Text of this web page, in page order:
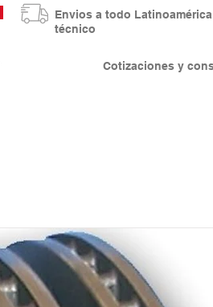
Cotizaciones y
Envios a todo
técnico